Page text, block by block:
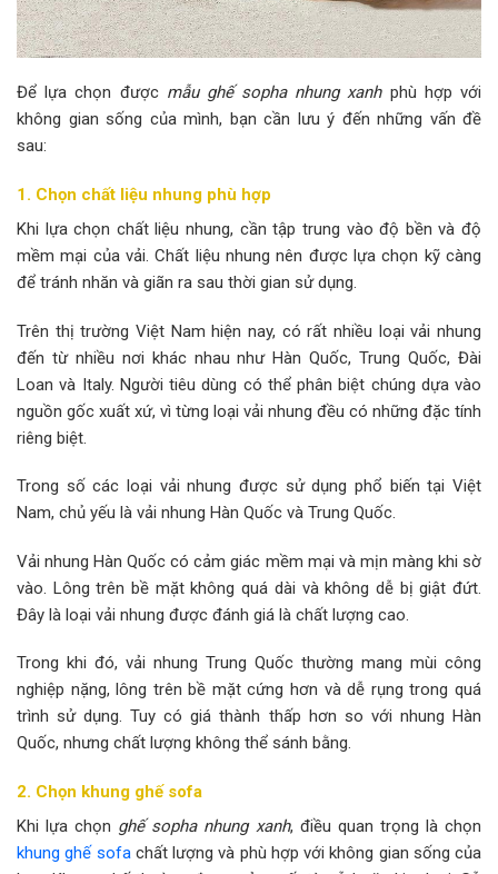
Để lựa chọn được mẫu ghế sopha nhung xanh phù hợp với
không gian sống của mình, bạn cần lưu ý đến những vấn đề
sau:
1. Chọn chất liệu nhung phù hợp
Khi lựa chọn chất liệu nhung, cần tập trung vào độ bền và độ
mềm mại của vải. Chất liệu nhung nên được lựa chọn kỹ càng
để tránh nhăn và giãn ra sau thời gian sử dụng.
Trên thị trường Việt Nam hiện nay, có rất nhiều loại vải nhung
đến từ nhiều nơi khác nhau như Hàn Quốc, Trung Quốc, Đài
Loan và Italy. Người tiêu dùng có thể phân biệt chúng dựa vào
nguồn gốc xuất xứ, vì từng loại vải nhung đều có những đặc tính
riêng biệt.
Trong số các loại vải nhung được sử dụng phổ biến tại Việt
Nam, chủ yếu là vải nhung Hàn Quốc và Trung Quốc.
Vải nhung Hàn Quốc có cảm giác mềm mại và mịn màng khi sờ
vào. Lông trên bề mặt không quá dài và không dễ bị giật đứt.
Đây là loại vải nhung được đánh giá là chất lượng cao.
Trong khi đó, vải nhung Trung Quốc thường mang mùi công
nghiệp nặng, lông trên bề mặt cứng hơn và dễ rụng trong quá
trình sử dụng. Tuy có giá thành thấp hơn so với nhung Hàn
Quốc, nhưng chất lượng không thể sánh bằng.
2. Chọn khung ghế sofa
Khi lựa chọn ghế sopha nhung xanh, điều quan trọng là chọn
khung ghế sofachất lượng và phù hợp với không gian sống của